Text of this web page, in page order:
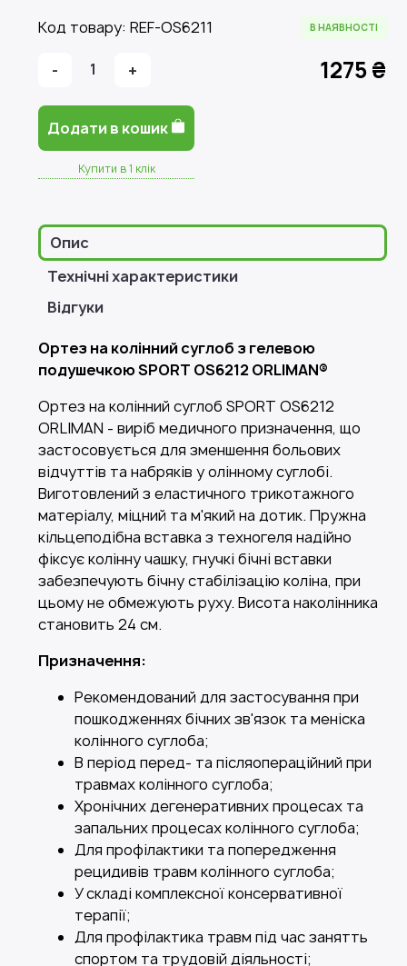
Код товару: REF-OS6211
В НАЯВНОСТІ
- 1 + 1275 ₴
Додати в кошик
Купити в 1 клік
Опис
Технічні характеристики
Відгуки
Ортез на колінний суглоб з гелевою
подушечкою SPORT OS6212 ORLIMAN®
Ортез на колінний суглоб SPORT OS6212
ORLIMAN - виріб медичного призначення, що
застосовується для зменшення больових
відчуттів та набряків у олінному суглобі.
Виготовлений з еластичного трикотажного
матеріалу, міцний та м'який на дотик. Пружна
кільцеподібна вставка з техногеля надійно
фіксує колінну чашку, гнучкі бічні вставки
забезпечують бічну стабілізацію коліна, при
цьому не обмежують руху. Висота наколінника
становить 24 см.
Призначення:
Рекомендований для застосування при
пошкодженнях бічних зв'язок та меніска
колінного суглоба;
В період перед- та післяопераційний при
травмах колінного суглоба;
Хронічних дегенеративних процесах та
запальних процесах колінного суглоба;
Для профілактики та попередження
рецидивів травм колінного суглоба;
У складі комплексної консервативної
терапії;
Для профілактика травм під час занятть
спортом та трудовій діяльності;